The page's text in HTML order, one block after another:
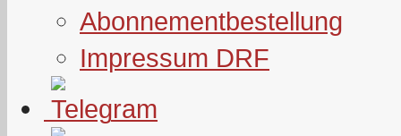
Abonnementbestellung
Impressum DRF